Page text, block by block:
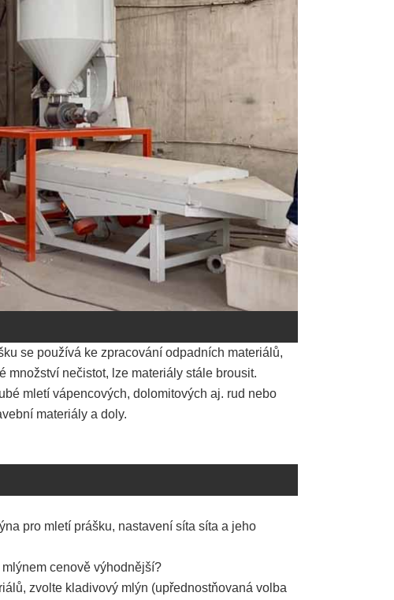
se používá ke zpracování odpadních materiálů,
množství nečistot, lze materiály stále brousit.
mletí vápencových, dolomitových aj. rud nebo
materiály a doly.
pro mletí prášku, nastavení síta síta a jeho
cenově výhodnější?
zvolte kladivový mlýn (upřednostňovaná volba